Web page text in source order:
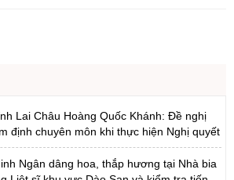
Lai Châu Hoàng Quốc Khánh: Đề nghị
định chuyên môn khi thực hiện Nghị quyết
Ngân dâng hoa, thắp hương tại Nhà bia